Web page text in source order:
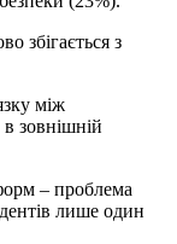
збігається з
між
зовнішній
– проблема
лише один